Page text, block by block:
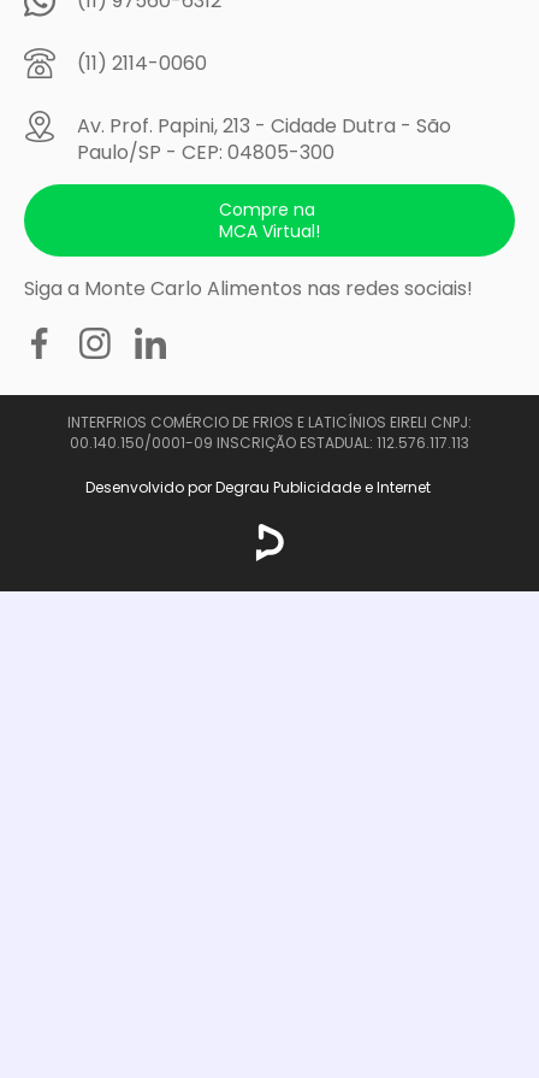
(11) 2114-0060
Av. Prof. Papini, 213 - Cidade Dutra - São
Paulo/SP - CEP: 04805-300
Compre na
MCA Virtual!
Siga a Monte Carlo Alimentos nas redes sociais!
INTERFRIOS COMÉRCIO DE FRIOS E LATICÍNIOS EIRELI CNPJ:
00.140.150/0001-09 INSCRIÇÃO ESTADUAL: 112.576.117.113
Desenvolvido por Degrau Publicidade e Internet